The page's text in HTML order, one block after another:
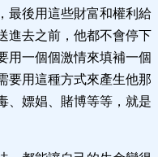
最後用這些財富和權利給
進去之前，他都不會停下
用一個個激情來填補一個
要用這種方式來產生他那
、嫖娼、賭博等等，就是